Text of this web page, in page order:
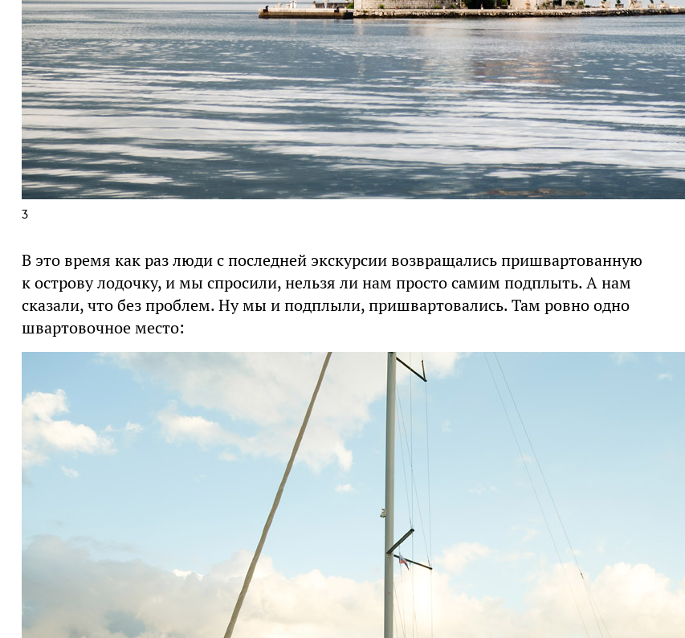
3
В это время как раз люди с последней экскурсии возвращались пришвартованную
к острову лодочку, и мы спросили, нельзя ли нам просто самим подплыть. А нам
сказали, что без проблем. Ну мы и подплыли, пришвартовались. Там ровно одно
швартовочное место: